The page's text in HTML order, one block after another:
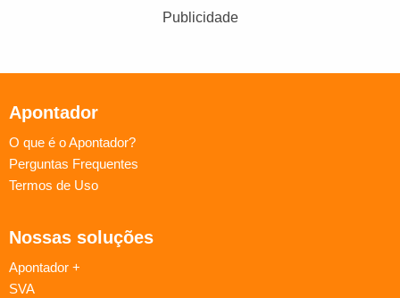
Publicidade
Apontador
O que é o Apontador?
Perguntas Frequentes
Termos de Uso
Nossas soluções
Apontador +
SVA